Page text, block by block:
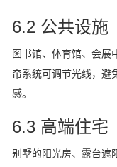
6.2 公共设施
图书馆、体育馆、会展
帘系统可调节光线，避
感。
6.3 高端住宅
别墅的阳光房、露台遮